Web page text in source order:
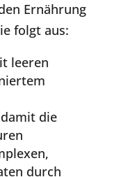
Ernährung
folgt aus:
leeren
die
durch